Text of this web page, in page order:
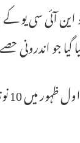
این آئی سی یو
گیا جو اندرونی
ڈی